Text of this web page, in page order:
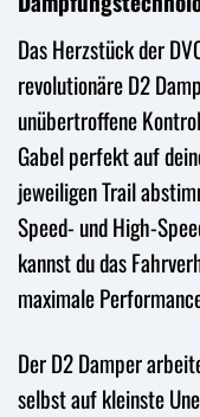
Das Herzstück der
revolutionäre D2
unübertroffene
Gabel perfekt auf
jeweiligen Trail
Speed- und High-
kannst du das
maximale
Der D2 Damper
selbst auf kleinste